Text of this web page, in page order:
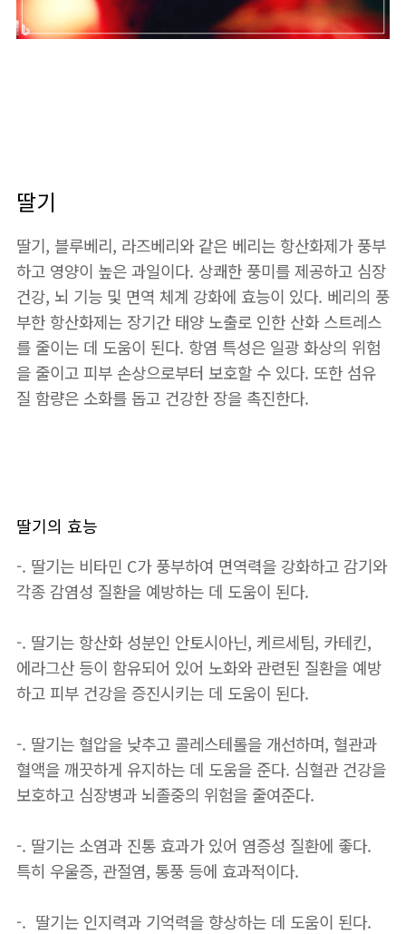
딸기
딸기, 블루베리, 라즈베리와 같은 베리는 항산화제가 풍부
하고 영양이 높은 과일이다. 상쾌한 풍미를 제공하고 심장
건강, 뇌 기능 및 면역 체계 강화에 효능이 있다. 베리의 풍
부한 항산화제는 장기간 태양 노출로 인한 산화 스트레스
를 줄이는 데 도움이 된다. 항염 특성은 일광 화상의 위험
을 줄이고 피부 손상으로부터 보호할 수 있다. 또한 섬유
질 함량은 소화를 돕고 건강한 장을 촉진한다.
딸기의 효능
-. 딸기는 비타민 C가 풍부하여 면역력을 강화하고 감기와
각종 감염성 질환을 예방하는 데 도움이 된다.
-. 딸기는 항산화 성분인 안토시아닌, 케르세팀, 카테킨,
에라그산 등이 함유되어 있어 노화와 관련된 질환을 예방
하고 피부 건강을 증진시키는 데 도움이 된다.
-. 딸기는 혈압을 낮추고 콜레스테롤을 개선하며, 혈관과
혈액을 깨끗하게 유지하는 데 도움을 준다. 심혈관 건강을
보호하고 심장병과 뇌졸중의 위험을 줄여준다.
-. 딸기는 소염과 진통 효과가 있어 염증성 질환에 좋다.
특히 우울증, 관절염, 통풍 등에 효과적이다.
-. 딸기는 인지력과 기억력을 향상하는 데 도움이 된다.